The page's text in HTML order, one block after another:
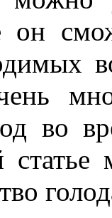
он
во